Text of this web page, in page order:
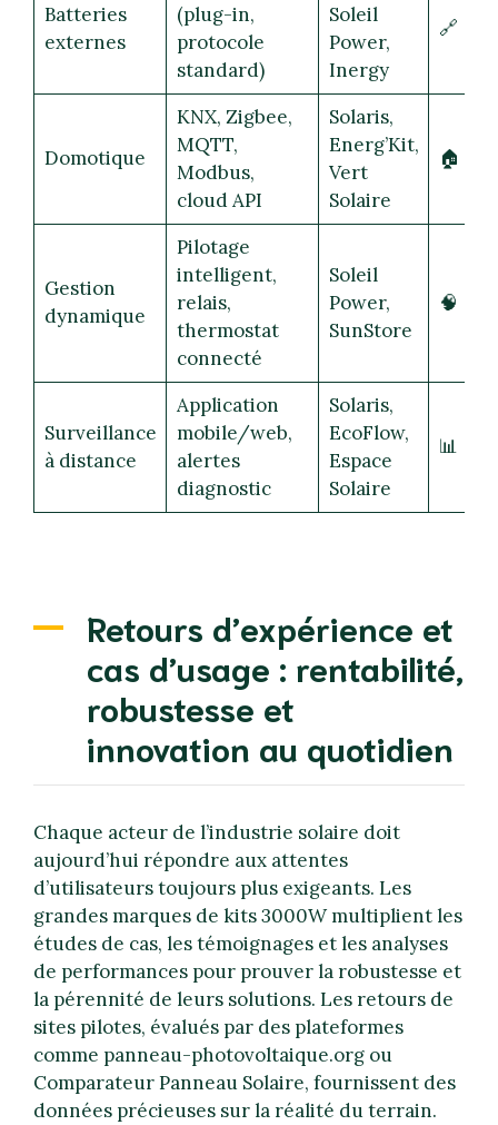
Batteries
externes
(plug-in,
protocole
standard)
Soleil
Power,
Inergy
🔗
Domotique
KNX, Zigbee,
MQTT,
Modbus,
cloud API
Solaris,
Energ’Kit,
Vert
Solaire
🏠
Gestion
dynamique
Pilotage
intelligent,
relais,
thermostat
connecté
Soleil
Power,
SunStore
🧠
Surveillance
à distance
Application
mobile/web,
alertes
diagnostic
Solaris,
EcoFlow,
Espace
Solaire
📊
Retours d’expérience et
cas d’usage : rentabilité,
robustesse et
innovation au quotidien
Chaque acteur de l’industrie solaire doit
aujourd’hui répondre aux attentes
d’utilisateurs toujours plus exigeants. Les
grandes marques de kits 3000W multiplient les
études de cas, les témoignages et les analyses
de performances pour prouver la robustesse et
la pérennité de leurs solutions. Les retours de
sites pilotes, évalués par des plateformes
comme panneau-photovoltaique.org ou
Comparateur Panneau Solaire, fournissent des
données précieuses sur la réalité du terrain.